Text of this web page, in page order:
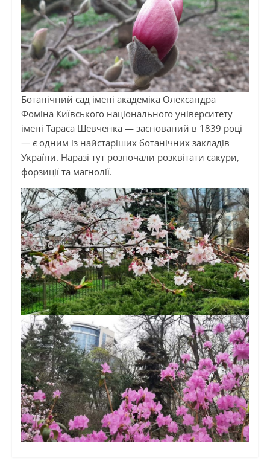
Ботанічний сад імені академіка Олександра
Фоміна Київського національного університету
імені Тараса Шевченка — заснований в 1839 році
— є одним із найстаріших ботанічних закладів
України. Наразі тут розпочали розквітати сакури,
форзиції та магнолії.